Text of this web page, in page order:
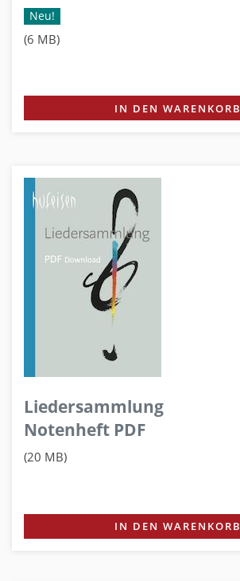
Neu!
(6 MB)
IN DEN WARENKORB
Liedersammlung
Notenheft PDF
(20 MB)
IN DEN WARENKORB